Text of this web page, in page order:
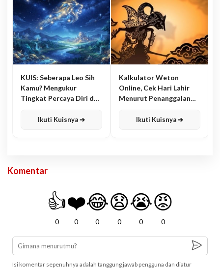
KUIS: Seberapa Leo Sih
Kamu? Mengukur
Tingkat Percaya Diri dan
Ikuti Kuisnya ➔
Kalkulator Weton
Online, Cek Hari Lahir
Menurut Penanggalan
Ikuti Kuisnya ➔
Komentar
👍
0
❤️
0
😂
0
😧
0
😭
0
😡
0
Isi komentar sepenuhnya adalah tanggung jawab pengguna dan diatur